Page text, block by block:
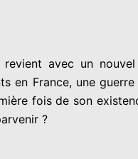
revient avec un nouvel
en France, une
fois de son
?